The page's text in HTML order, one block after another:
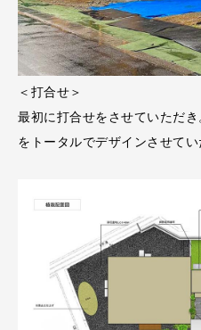
＜打合せ＞
最初に打合せをさせていただ
をトータルでデザインさせてい